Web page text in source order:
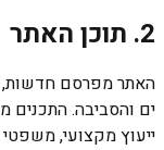
2. תוכן האתר
האתר מפרסם חדשות,
ייעוץ מקצועי,